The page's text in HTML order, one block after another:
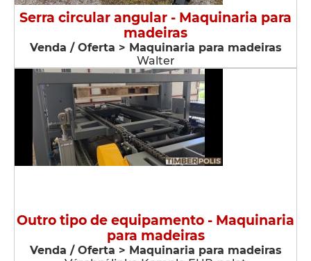
Serra circular angular - Maquinaria para
madeiras
Venda / Oferta > Maquinaria para madeiras
Walter
Outro tipo de equipamento - Maquinaria
para madeiras
Venda / Oferta > Maquinaria para madeiras